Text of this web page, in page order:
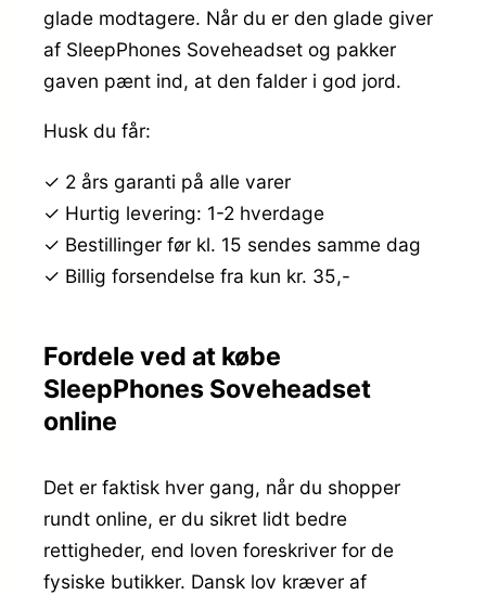
glade modtagere. Når du er den glade giver
af SleepPhones Soveheadset og pakker
gaven pænt ind, at den falder i god jord.
Husk du får:
✓ 2 års garanti på alle varer
✓ Hurtig levering: 1-2 hverdage
✓ Bestillinger før kl. 15 sendes samme dag
✓ Billig forsendelse fra kun kr. 35,-
Fordele ved at købe
SleepPhones Soveheadset
online
Det er faktisk hver gang, når du shopper
rundt online, er du sikret lidt bedre
rettigheder, end loven foreskriver for de
fysiske butikker. Dansk lov kræver af